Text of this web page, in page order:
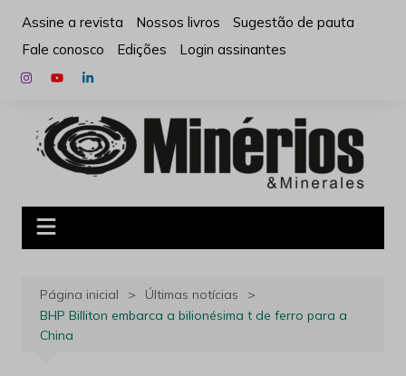
para
conteúdo
Assine a revista Nossos livros
Sugestão de pauta
Fale conosco
Edições Login assinantes
Página inicial
Últimas notícias
BHP Billiton embarca a bilionésima t de ferro para a
China